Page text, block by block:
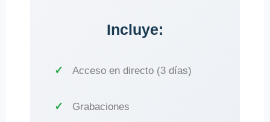
Incluye:
Acceso en directo (3 días)
Grabaciones